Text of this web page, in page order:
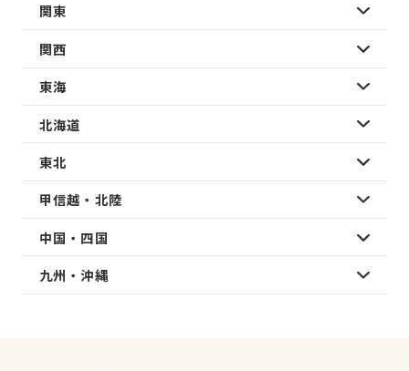
関東
関西
東海
北海道
東北
甲信越・北陸
中国・四国
九州・沖縄